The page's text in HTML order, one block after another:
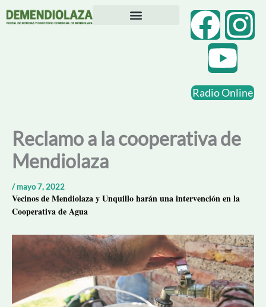
F
a
c
e
b
o
k
I
n
s
t
a
r
a
m
Y
o
u
t
u
e
Radio Online
Reclamo a la cooperativa de
Mendiolaza
/mayo 7, 2022
Vecinos de Mendiolaza y Unquillo harán una intervención en la
Cooperativa de Agua